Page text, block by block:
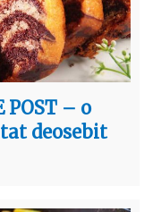
POST – o
deosebit